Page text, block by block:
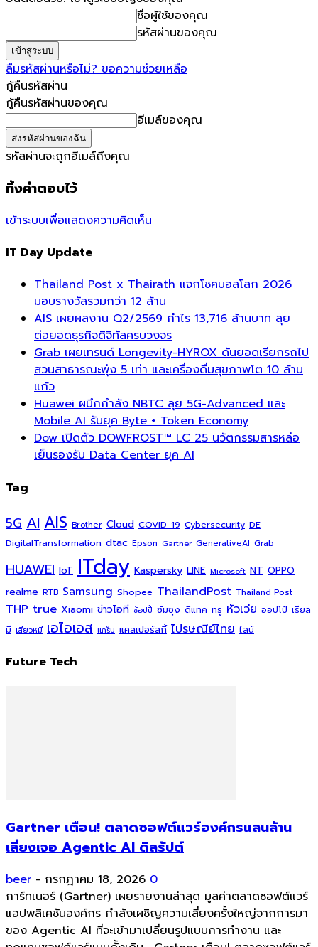
ชื่อผู้ใช้ของคุณ
รหัสผ่านของคุณ
ลืมรหัสผ่านหรือไม่? ขอความช่วยเหลือ
กู้คืนรหัสผ่าน
กู้คืนรหัสผ่านของคุณ
อีเมล์ของคุณ
รหัสผ่านจะถูกอีเมล์ถึงคุณ
ทิ้งคำตอบไว้
เข้าระบบเพื่อแสดงความคิดเห็น
IT Day Update
Thailand Post x Thairath แจกโชคบอลโลก 2026
มอบรางวัลรวมกว่า 12 ล้าน
AIS เผยผลงาน Q2/2569 กำไร 13,716 ล้านบาท ลุย
ต่อยอดธุรกิจดิจิทัลครบวงจร
Grab เผยเทรนด์ Longevity-HYROX ดันยอดเรียกรถไป
สวนสาธารณะพุ่ง 5 เท่า และเครื่องดื่มสุขภาพโต 10 ล้าน
แก้ว
Huawei ผนึกกำลัง NBTC ลุย 5G-Advanced และ
Mobile AI รับยุค Byte + Token Economy
Dow เปิดตัว DOWFROST™ LC 25 นวัตกรรมสารหล่อ
เย็นรองรับ Data Center ยุค AI
Tag
5G AI AIS Brother Cloud COVID-19 Cybersecurity DE
DigitalTransformation dtac Epson Gartner GenerativeAI Grab
HUAWEI IoT ITday Kaspersky LINE Microsoft NT OPPO
realme RTB Samsung Shopee ThailandPost Thailand Post
THP true Xiaomi ข่าวไอที ช้อปปี้ ซัมซุง ดีแทค ทรู หัวเว่ย ออปโป้ เรียล
มี เสียวหมี่ เอไอเอส แกร็บ แคสเปอร์สกี้ ไปรษณีย์ไทย ไลน์
Future Tech
Gartner เตือน! ตลาดซอฟต์แวร์องค์กรแสนล้าน
เสี่ยงเจอ Agentic AI ดิสรัปต์
beer - กรกฎาคม 18, 2026 0
การ์ทเนอร์ (Gartner) เผยรายงานล่าสุด มูลค่าตลาดซอฟต์แวร์
แอปพลิเคชันองค์กร กำลังเผชิญความเสี่ยงครั้งใหญ่จากการมา
ของ Agentic AI ที่จะเข้ามาเปลี่ยนรูปแบบการทำงาน และ